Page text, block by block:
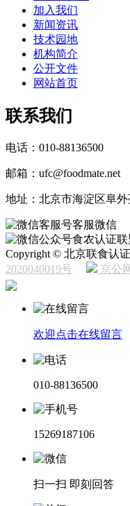
加入我们
新闻资讯
技术园地
机构简介
公开文件
网站首页
联系我们
电话：010-88136500
邮箱：ufc@foodmate.net
地址：北京市海淀区阜
客服微信
食农认证
Copyright © 北京联食认
2020040019号
京公
欢迎点击在线留言
010-88136500
15269187106
扫一扫 即刻回答